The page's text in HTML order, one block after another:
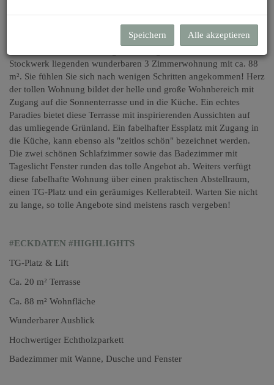
Herzlichwillkommenbei Immobilien Sohm!
Einen malerischen Ausblick erwartet Sie in dieser im Jahr 1999
Stockwerk liegenden wunderbaren 3 Zimmerwohnung mit ca. 88
m². Sie fühlen Sie sich nach wenigen Schritten angekommen! Herz
der tollen Wohnung bildet der helle und große Wohnbereich mit
Zugang auf die Sonnenterrasse und in die Küche. Ein echtes
Paradies bietet diese Terrasse mit inspirierenden Aussichten auf
das umliegende Grünland. Ein fabelhafter Essplatz mit Zugang in
die Küche, kann ebenso als "zeitlos schön" bezeichnet werden.
Die zwei schönen Schlafzimmer sowie das Badezimmer mit
Tageslicht Fenster runden das tolle Angebot ab. Weiters verfügt
diese fabelhafte Wohnung über einen praktischen Abstellraum,
einen TG-Platz und ein geräumiges Kellerabteil. Warten Sie nicht
zu lange, so tolle Angebote sind meistens rasch vergeben!
#ECKDATEN #HIGHLIGHTS
TG-Platz & Lift
Ca. 20 m² Terrasse
Ca. 88 m² Wohnfläche
Wunderbarer Ausblick
Hochwertiger Echtholzparkett
Badezimmer mit Wanne, Dusche und Fenster
Speichern Alle akzeptieren